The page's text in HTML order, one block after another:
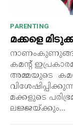
PARENTING
മക്കളെ
കമന്റ് ഇപ്രകാരമാണ്. പേടിച്ചൂതൂറി..
അമ്മയുടെ കമന്റ്. മക്കളെ
മക്കളുടെ
ലജ്ജയ്ക്കും...